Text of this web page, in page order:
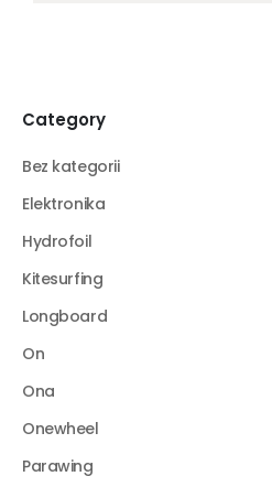
Category
Bez kategorii
Elektronika
Hydrofoil
Kitesurfing
Longboard
On
Ona
Onewheel
Parawing